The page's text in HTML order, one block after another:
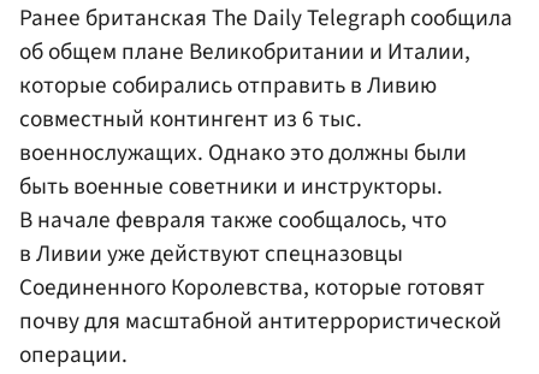
Ранее британская The Daily Telegraph сообщила
об общем плане Великобритании и Италии,
которые собирались отправить в Ливию
совместный контингент из 6 тыс.
военнослужащих. Однако это должны были
быть военные советники и инструкторы.
В начале февраля также сообщалось, что
в Ливии уже действуют спецназовцы
Соединенного Королевства, которые готовят
почву для масштабной антитеррористической
операции.